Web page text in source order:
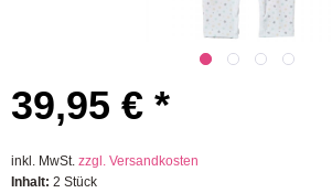
39,95 € *
inkl. MwSt. zzgl. Versandkosten
Inhalt: 2 Stück